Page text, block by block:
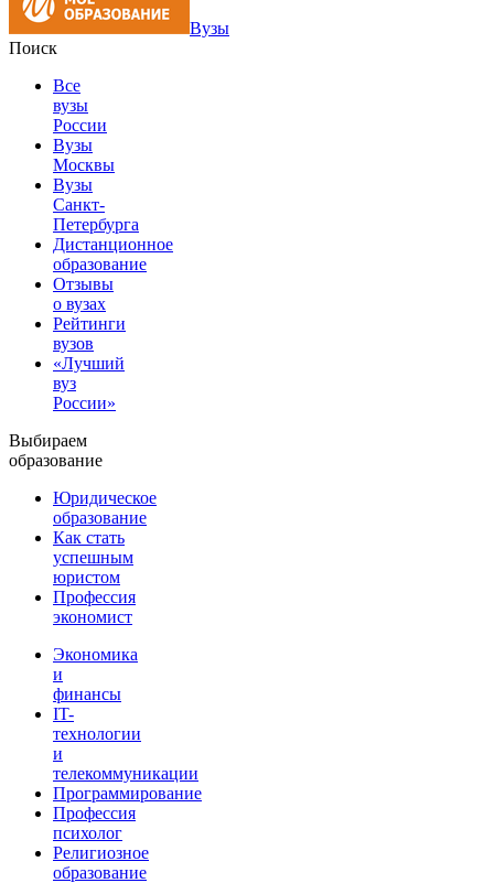
Вузы
Поиск
Все
вузы
России
Вузы
Москвы
Вузы
Санкт-
Петербурга
Дистанционное
образование
Отзывы
о вузах
Рейтинги
вузов
«Лучший
вуз
России»
Выбираем
образование
Юридическое
образование
Как стать
успешным
юристом
Профессия
экономист
Экономика
и
финансы
IT-
технологии
и
телекоммуникации
Программирование
Профессия
психолог
Религиозное
образование